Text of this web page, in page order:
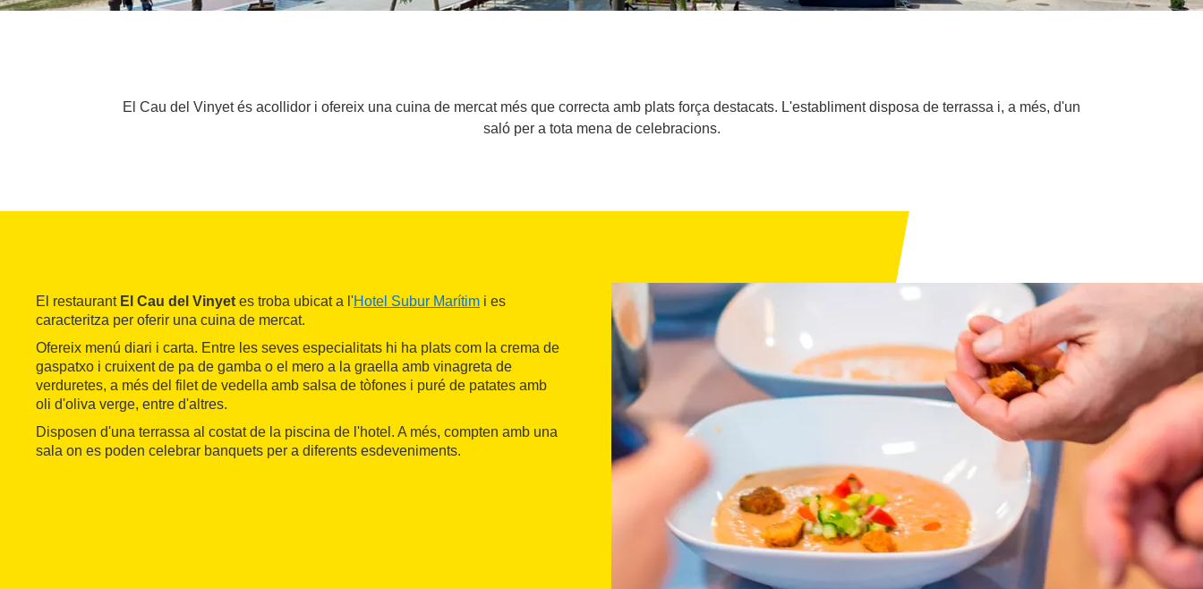
El Cau del Vinyet és acollidor i ofereix una cuina de mercat més que correcta amb plats força destacats. L'establiment disposa de terrassa i, a més, d'un
saló per a tota mena de celebracions.
El restaurant El Cau del Vinyet es troba ubicat a l'Hotel Subur Marítim i es
caracteritza per oferir una cuina de mercat.
Ofereix menú diari i carta. Entre les seves especialitats hi ha plats com la crema de
gaspatxo i cruixent de pa de gamba o el mero a la graella amb vinagreta de
verduretes, a més del filet de vedella amb salsa de tòfones i puré de patates amb
oli d'oliva verge, entre d'altres.
Disposen d'una terrassa al costat de la piscina de l'hotel. A més, compten amb una
sala on es poden celebrar banquets per a diferents esdeveniments.